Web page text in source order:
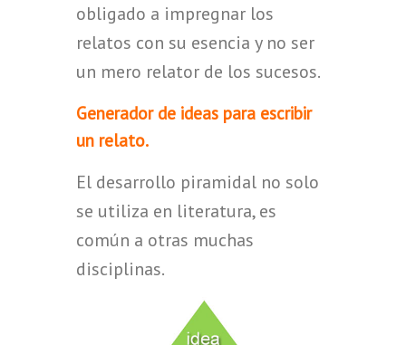
obligado a impregnar los
relatos con su esencia y no ser
un mero relator de los sucesos.
Generador de ideas para escribir
un relato.
El desarrollo piramidal no solo
se utiliza en literatura, es
común a otras muchas
disciplinas.